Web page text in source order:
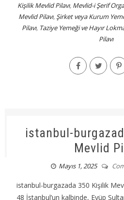
Kişilik Mevlid Pilavı, Mevlid-i Şerif
Mevlid Pilavı,Şirket veya Kurum
Pilavı, Taziye Yemeği ve Hayır
Pilavı
istanbul-
Mevlid
Mayıs 1, 2025
istanbul-burgazada 350 Kişilik
48 İstanbul’un kalbinde, Eyüp